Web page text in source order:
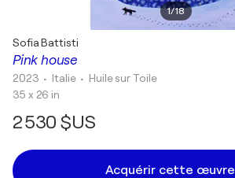
1/18
Pink house
Sofia Battisti
2023 • Italie • Huile sur Toile
35 x 26 in
2 530 $US
Acquérir cette œuvre